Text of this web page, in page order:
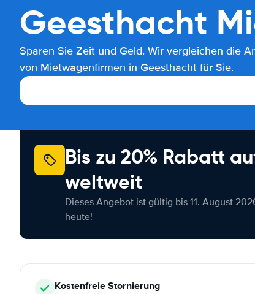
Geesthacht
Sparen Sie Zeit und Geld. Wir vergleichen die
von Mietwagenfirmen in Geesthacht für Sie.
Bis zu 20% Rabatt
weltweit
Dieses Angebot ist gültig bis 11. August
heute!
KostenfreieStornierung